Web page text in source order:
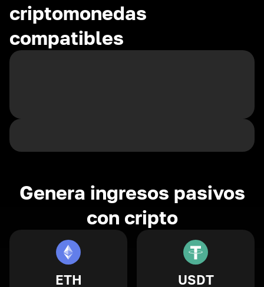
criptomonedas
compatibles
Genera ingresos pasivos
con cripto
ETH USDT